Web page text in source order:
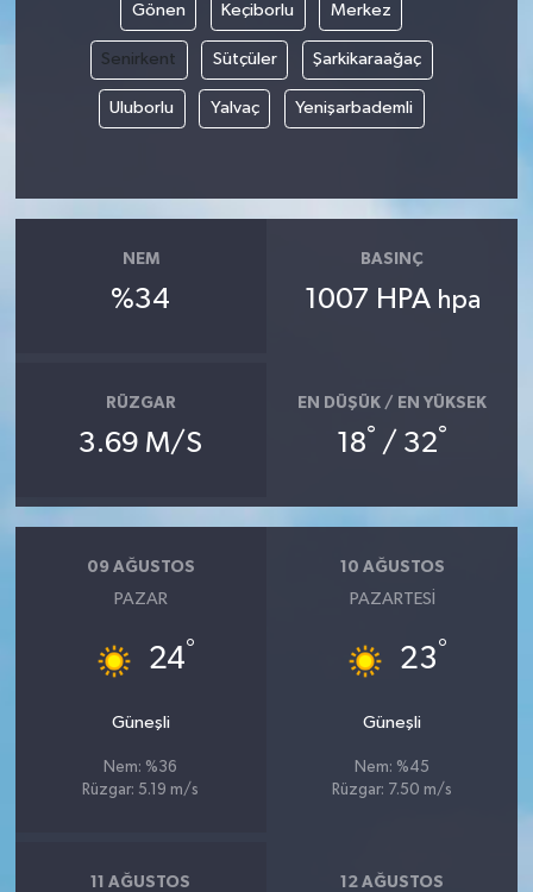
Gönen Keçiborlu Merkez
Senirkent Sütçüler Şarkikaraağaç
Uluborlu Yalvaç Yenişarbademli
NEM
%34
BASINÇ
1007 HPA hpa
RÜZGAR
3.69 M/S
EN DÜŞÜK / EN YÜKSEK
18° / 32°
09 AĞUSTOS
PAZAR
24°
Güneşli
Nem: %36
Rüzgar: 5.19 m/s
10 AĞUSTOS
PAZARTESI
23°
Güneşli
Nem: %45
Rüzgar: 7.50 m/s
11 AĞUSTOS 12 AĞUSTOS